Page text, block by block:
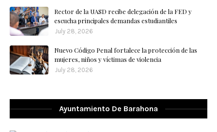
Rector de la UASD recibe delegación de la FED y
escucha principales demandas estudiantiles
July 28, 2026
Nuevo Código Penal fortalece la protección de las
mujeres, niños y víctimas de violencia
July 28, 2026
Ayuntamiento De Barahona